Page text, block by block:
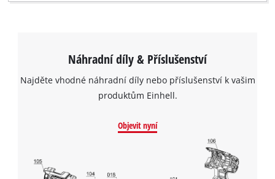
Náhradní díly & Příslušenství
Najděte vhodné náhradní díly nebo příslušenství k vašim
produktům Einhell.
Objevit nyní